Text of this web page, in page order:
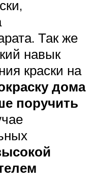
Так же
навык
краски на
дома
поручить